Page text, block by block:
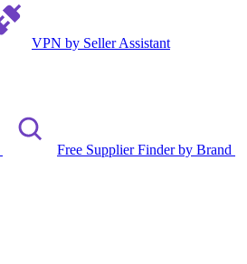
VPN by Seller Assistant
Free Supplier Finder by Brand